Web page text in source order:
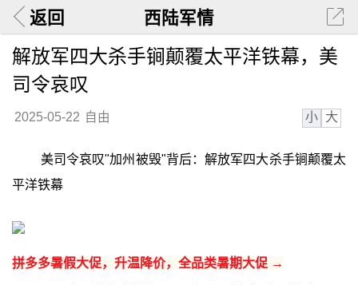
返回 西陆军情
解放军四大杀手锏颠覆太平洋铁幕，美
司令哀叹
2025-05-22 自由 小 大
美司令哀叹"加州被毁"背后：解放军四大杀手锏颠覆太
平洋铁幕
拼多多暑假大促，升温降价，全品类暑期大促 →